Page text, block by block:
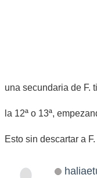
una secundaria de F.
la 12ª o 13ª,
Esto sin descartar a